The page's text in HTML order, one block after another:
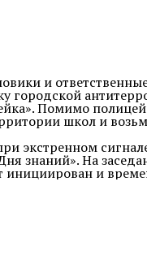
и
городской
Помимо
школ и
экстренном
знаний». На
и